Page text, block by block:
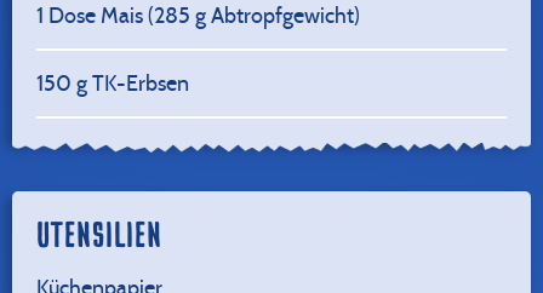
1 Dose Mais (285 g Abtropfgewicht)
150 g TK-Erbsen
UTENSILIEN